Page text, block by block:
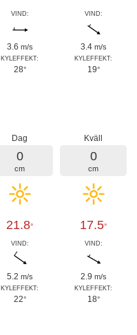
VIND:
3.6 m/s
KYLEFFEKT:
28°
VIND:
3.4 m/s
KYLEFFEKT:
19°
Dag
0
cm
21.8°
VIND:
5.2 m/s
KYLEFFEKT:
22°
Kväll
0
cm
17.5°
VIND:
2.9 m/s
KYLEFFEKT:
18°